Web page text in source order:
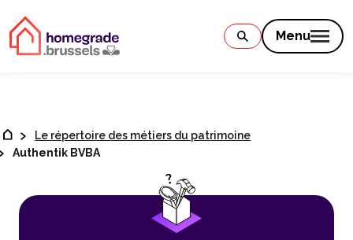
Menu
Le répertoire des métiers du patrimoine
Authentik BVBA